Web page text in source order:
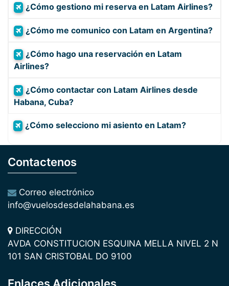
¿Cómo gestiono mi reserva en Latam Airlines?
¿Cómo me comunico con Latam en Argentina?
¿Cómo hago una reservación en Latam
Airlines?
¿Cómo contactar con Latam Airlines desde
Habana, Cuba?
¿Cómo selecciono mi asiento en Latam?
Contactenos
Correo electrónico
info@vuelosdesdelahabana.es
DIRECCIÓN
AVDA CONSTITUCION ESQUINA MELLA NIVEL 2 N
101 SAN CRISTOBAL DO 9100